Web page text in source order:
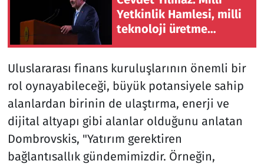
Yetkinlik Hamlesi, milli
teknoloji üretme
etmektedir.
Uluslararası finans kuruluşlarının önemli bir
rol oynayabileceği, büyük potansiyele sahip
alanlardan birinin de ulaştırma, enerji ve
dijital altyapı gibi alanlar olduğunu anlatan
Dombrovskis, "Yatırım gerektiren
bağlantısallık gündemimizdir. Örneğin,